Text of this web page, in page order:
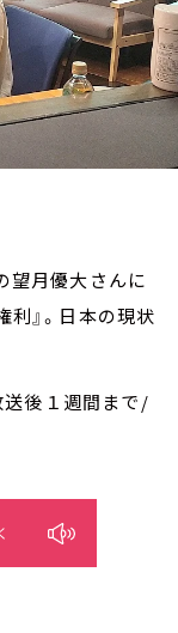
望月優大さんに
利』。日本の現状
後１週間まで/